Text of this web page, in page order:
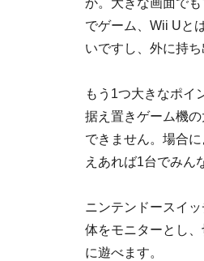
か。大きな画面で
でゲーム、Wii Uと
いですし、外に持ち
もう1つ大きなポイ
据え置きゲーム機
できません。場合
えあれば1台でみん
ニンテンドースイ
体をモニターとし
に遊べます。